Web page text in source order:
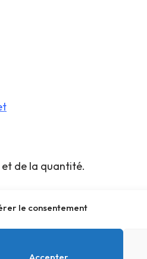
le consentement
Accepter
de la quantité.